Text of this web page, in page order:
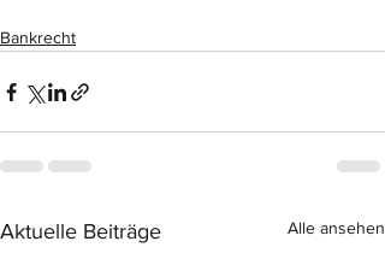
Bankrecht
Aktuelle Beiträge Alle ansehen